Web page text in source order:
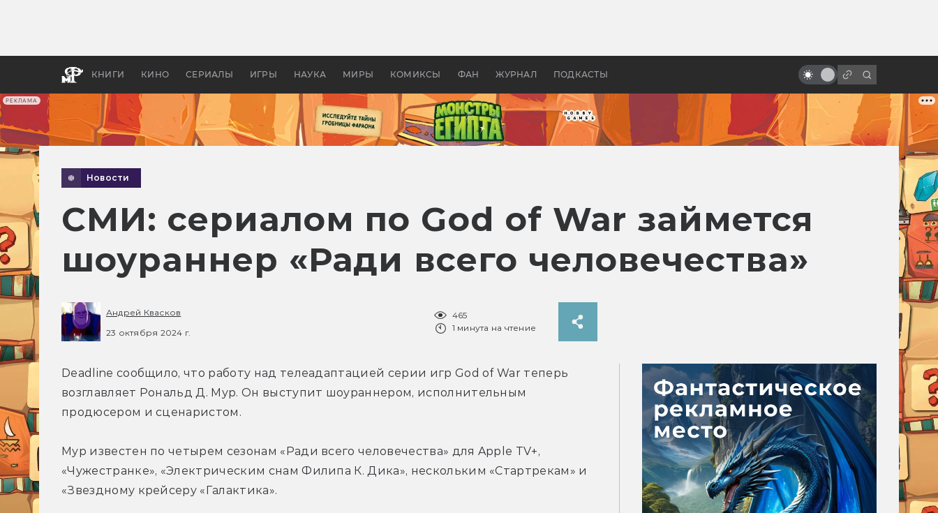
РЕКЛАМА
КНИГИ КИНО СЕРИАЛЫ ИГРЫ НАУКА МИРЫ КОМИКСЫ ФАН ЖУРНАЛ ПОДКАСТЫ
бы «Властелина колец»
Древней Грецией
заслуживают больше любви
Новости
СМИ: сериалом по God of War займется
шоураннер «Ради всего человечества»
Андрей Квасков
23 октября 2024 г.
465
1 минута на чтение
Deadline сообщило, что работу над телеадаптацией серии игр God of War теперь
возглавляет Рональд Д. Мур. Он выступит шоураннером, исполнительным
продюсером и сценаристом.
Мур известен по четырем сезонам «Ради всего человечества» для Apple TV+,
«Чужестранке», «Электрическим снам Филипа К. Дика», нескольким «Стартрекам» и
«Звездному крейсеру «Галактика».